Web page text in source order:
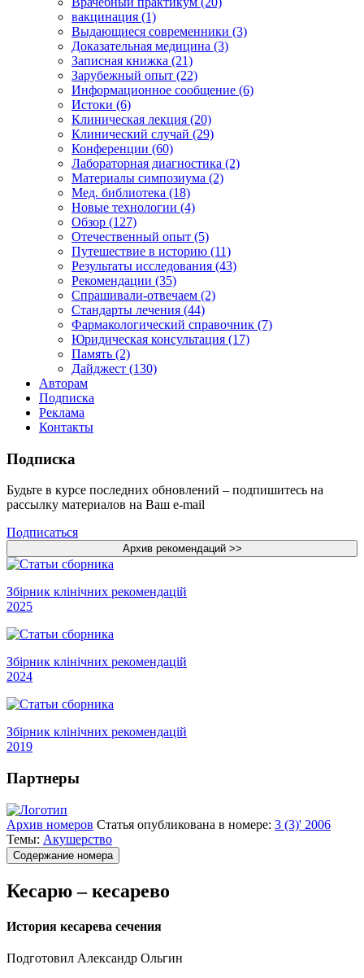
вакцинация (1)
Выдающиеся современники (3)
Доказательная медицина (3)
Записная книжка (21)
Зарубежный опыт (22)
Информационное сообщение (6)
Истоки (6)
Клиническая лекция (20)
Клинический случай (29)
Конференции (60)
Лабораторная диагностика (2)
Материалы симпозиума (2)
Мед. библиотека (18)
Новые технологии (4)
Обзор (127)
Отечественный опыт (5)
Путешествие в историю (11)
Результаты исследования (43)
Рекомендации (35)
Спрашивали-отвечаем (2)
Стандарты лечения (44)
Фармакологический справочник (7)
Юридическая консультация (17)
Память (2)
Дайджест (130)
Авторам
Подписка
Реклама
Контакты
Подписка
Будьте в курсе последних обновлений – подпишитесь на
рассылку материалов на Ваш e-mail
Подписаться
Збірник клінічних рекомендацій
2025
Збірник клінічних рекомендацій
2024
Збірник клінічних рекомендацій
2019
Партнеры
Архив номеров Статья опубликована в номере: 3 (3)' 2006
Темы: Акушерство
Содержание номера
Кесарю – кесарево
История кесарева сечения
Подготовил Александр Ольгин